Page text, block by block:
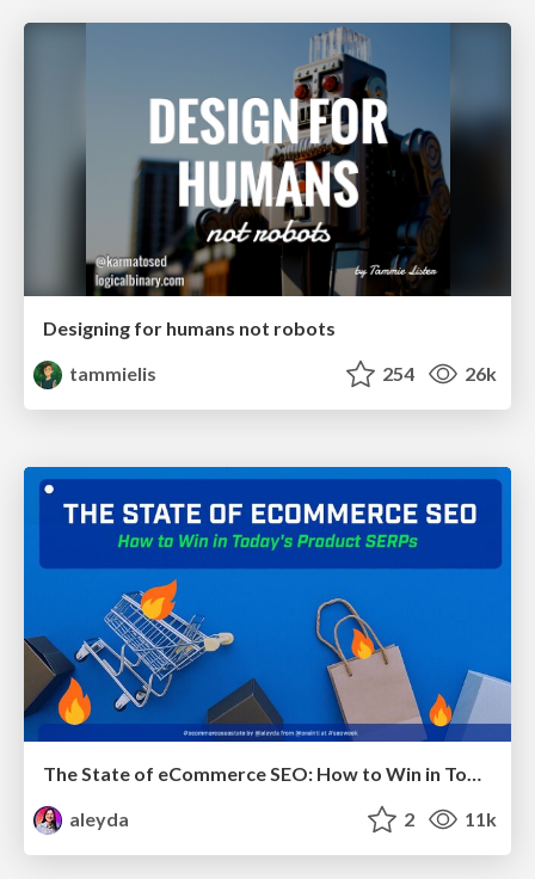
Designing for humans not robots
tammielis
254 26k
aleyda
2 11k